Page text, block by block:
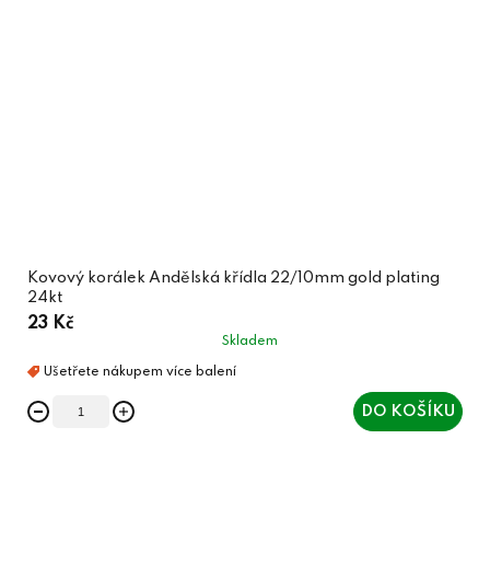
Kovový korálek Andělská křídla 22/10mm gold plating
24kt
23 Kč
Skladem
DO KOŠÍKU